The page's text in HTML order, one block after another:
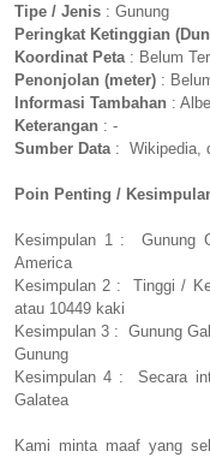
Tipe / Jenis : Gunung
Peringkat Ketinggian
Koordinat Peta: Belum
Penonjolan (meter) :
Informasi Tambahan :
Keterangan : -
Sumber Data: Wikipedia,
Poin Penting /
Kesimpulan 1 : Gunung
America
Kesimpulan 2 : Tinggi /
atau 10449 kaki
Kesimpulan 3 : Gunung
Gunung
Kesimpulan 4 : Secara
Galatea
Kami minta maaf yang